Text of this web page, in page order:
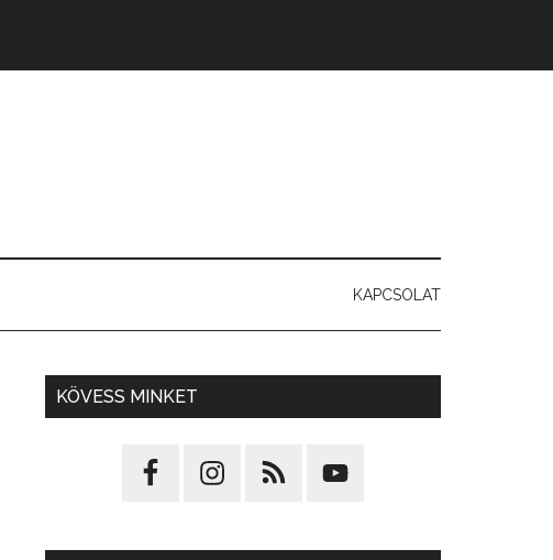
KAPCSOLAT
KÖVESS MINKET